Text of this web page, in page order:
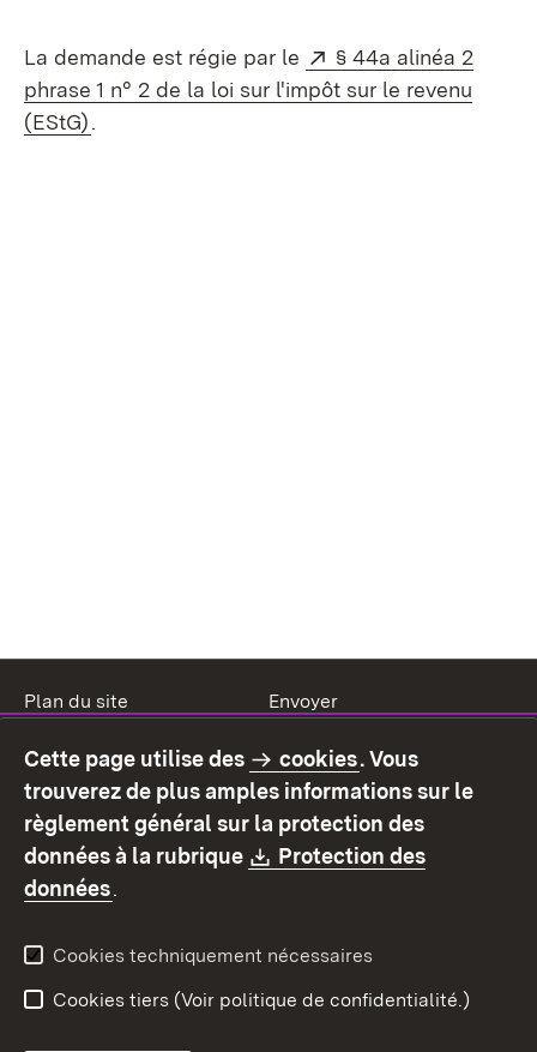
La demande est régie par le Externe:
§ 44a alinéa 2
phrase 1 n° 2 de la loi sur l'impôt sur le revenu
(EStG).
Plan du site
Envoyer
Mode d'emploi
Déclaration sur
l'accessibilité
Contact
Signaler un lien brisé
Cette page utilise des cookies. Vous
trouverez de plus amples informations sur le
règlement général sur la protection des
données à la rubrique
Download:
Protection des
données.
Cookies techniquement nécessaires
Cookies tiers (Voir politique de confidentialité.)